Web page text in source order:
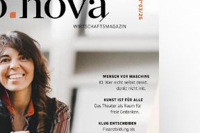
05/2026
Architektur &
Mai 2026